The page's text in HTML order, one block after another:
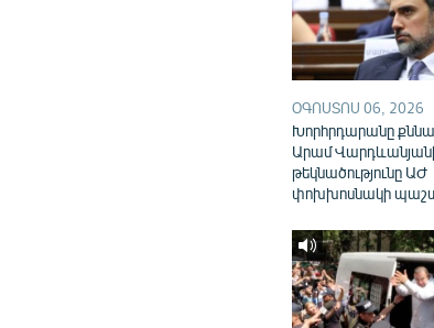
ՕԳՈՍՏՈՍ 06, 2026
Խորհրդարանը
Արամ
թեկնածությունը ԱԺ
փոխխոսնակի